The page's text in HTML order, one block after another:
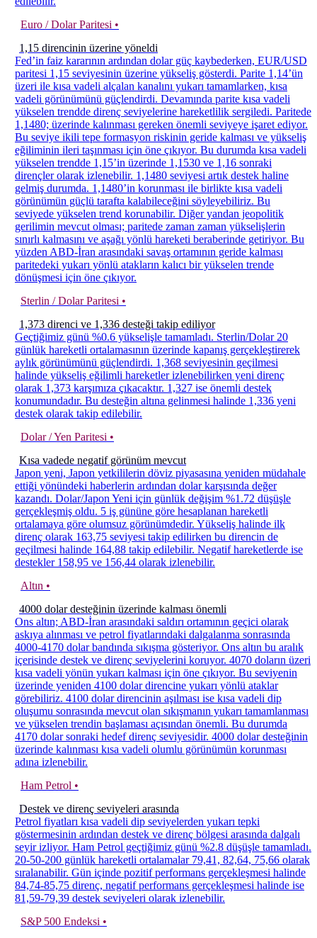
Euro / Dolar Paritesi •
1,15 direncinin üzerine yöneldi
Fed’in faiz kararının ardından dolar güç kaybederken, EUR/USD
paritesi 1,15 seviyesinin üzerine yükseliş gösterdi. Parite 1,14’ün
üzeri ile kısa vadeli alçalan kanalını yukarı tamamlarken, kısa
vadeli görünümünü güçlendirdi. Devamında parite kısa vadeli
yükselen trendde direnç seviyelerine hareketlilik sergiledi. Paritede
1,1480; üzerinde kalınması gereken önemli seviyeye işaret ediyor.
Bu seviye ikili tepe formasyon riskinin geride kalması ve yükseliş
eğiliminin ileri taşınması için öne çıkıyor. Bu durumda kısa vadeli
yükselen trendde 1,15’in üzerinde 1,1530 ve 1,16 sonraki
dirençler olarak izlenebilir. 1,1480 seviyesi artık destek haline
gelmiş durumda. 1,1480’in korunması ile birlikte kısa vadeli
görünümün güçlü tarafta kalabileceğini söyleyebiliriz. Bu
seviyede yükselen trend korunabilir. Diğer yandan jeopolitik
gerilimin mevcut olması; paritede zaman zaman yükselişlerin
sınırlı kalmasını ve aşağı yönlü hareketi beraberinde getiriyor. Bu
yüzden ABD-İran arasındaki savaş ortamının geride kalması
paritedeki yukarı yönlü atakların kalıcı bir yükselen trende
dönüşmesi için öne çıkıyor.
Sterlin / Dolar Paritesi •
1,373 direnci ve 1,336 desteği takip ediliyor
Geçtiğimiz günü %0.6 yükselişle tamamladı. Sterlin/Dolar 20
günlük hareketli ortalamasının üzerinde kapanış gerçekleştirerek
aylık görünümünü güçlendirdi. 1,368 seviyesinin geçilmesi
halinde yükseliş eğilimli hareketler izlenebilirken yeni direnç
olarak 1,373 karşımıza çıkacaktır. 1,327 ise önemli destek
konumundadır. Bu desteğin altına gelinmesi halinde 1,336 yeni
destek olarak takip edilebilir.
Dolar / Yen Paritesi •
Kısa vadede negatif görünüm mevcut
Japon yeni, Japon yetkililerin döviz piyasasına yeniden müdahale
ettiği yönündeki haberlerin ardından dolar karşısında değer
kazandı. Dolar/Japon Yeni için günlük değişim %1.72 düşüşle
gerçekleşmiş oldu. 5 iş gününe göre hesaplanan hareketli
ortalamaya göre olumsuz görünümdedir. Yükseliş halinde ilk
direnç olarak 163,75 seviyesi takip edilirken bu direncin de
geçilmesi halinde 164,88 takip edilebilir. Negatif hareketlerde ise
destekler 158,95 ve 156,44 olarak izlenebilir.
Altın •
4000 dolar desteğinin üzerinde kalması önemli
Ons altın; ABD-İran arasındaki saldırı ortamının geçici olarak
askıya alınması ve petrol fiyatlarındaki dalgalanma sonrasında
4000-4170 dolar bandında sıkışma gösteriyor. Ons altın bu aralık
içerisinde destek ve direnç seviyelerini koruyor. 4070 doların üzeri
kısa vadeli yönün yukarı kalması için öne çıkıyor. Bu seviyenin
üzerinde yeniden 4100 dolar direncine yukarı yönlü ataklar
görebiliriz. 4100 dolar direncinin aşılması ise kısa vadeli dip
oluşumu sonrasında mevcut olan sıkışmanın yukarı tamamlanması
ve yükselen trendin başlaması açısından önemli. Bu durumda
4170 dolar sonraki hedef direnç seviyesidir. 4000 dolar desteğinin
üzerinde kalınması kısa vadeli olumlu görünümün korunması
adına izlenebilir.
Ham Petrol •
Destek ve direnç seviyeleri arasında
Petrol fiyatları kısa vadeli dip seviyelerden yukarı tepki
göstermesinin ardından destek ve direnç bölgesi arasında dalgalı
seyir izliyor. Ham Petrol geçtiğimiz günü %2.8 düşüşle tamamladı.
20-50-200 günlük hareketli ortalamalar 79,41, 82,64, 75,66 olarak
sıralanabilir. Gün içinde pozitif performans gerçekleşmesi halinde
84,74-85,75 direnç, negatif performans gerçekleşmesi halinde ise
81,59-79,39 destek seviyeleri olarak izlenebilir.
S&P 500 Endeksi •